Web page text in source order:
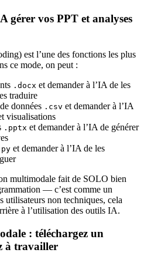
gérer vos PPT et analyses
est l’une des fonctions les plus
ce mode, on peut :
.docx et demander à l’IA de les
traduire
données .csv et demander à l’IA
visualisations
.pptx et demander à l’IA de générer
et demander à l’IA de les
multimodale fait de SOLO bien
— c’est comme un
utilisateurs non techniques, cela
à l’utilisation des outils IA.
: téléchargez un
à travailler